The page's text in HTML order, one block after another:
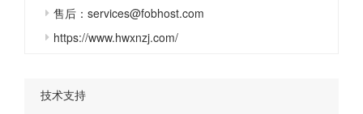
售后：services@fobhost.com
https://www.hwxnzj.com/
技术支持